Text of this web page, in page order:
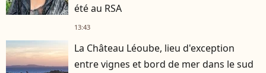
été au RSA
13:43
La Château Léoube, lieu d'exception
entre vignes et bord de mer dans le sud